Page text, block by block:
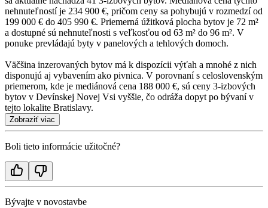
nehnuteľností je 234 900 €, pričom ceny sa pohybujú v rozmedzí od
199 000 € do 405 990 €. Priemerná úžitková plocha bytov je 72 m²
a dostupné sú nehnuteľnosti s veľkosťou od 63 m² do 96 m². V
ponuke prevládajú byty v panelových a tehlových domoch.
Väčšina inzerovaných bytov má k dispozícii výťah a mnohé z nich
disponujú aj vybavením ako pivnica. V porovnaní s celoslovenským
priemerom, kde je mediánová cena 188 000 €, sú ceny 3-izbových
bytov v Devínskej Novej Vsi vyššie, čo odráža dopyt po bývaní v
tejto lokalite Bratislavy.
Zobraziť viac
Boli tieto informácie užitočné?
Bývajte v novostavbe